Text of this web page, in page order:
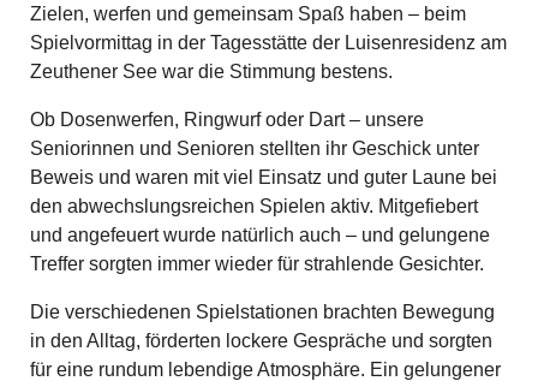
Zielen, werfen und gemeinsam Spaß haben – beim
Spielvormittag in der Tagesstätte der Luisenresidenz am
Zeuthener See war die Stimmung bestens.
Ob Dosenwerfen, Ringwurf oder Dart – unsere
Seniorinnen und Senioren stellten ihr Geschick unter
Beweis und waren mit viel Einsatz und guter Laune bei
den abwechslungsreichen Spielen aktiv. Mitgefiebert
und angefeuert wurde natürlich auch – und gelungene
Treffer sorgten immer wieder für strahlende Gesichter.
Die verschiedenen Spielstationen brachten Bewegung
in den Alltag, förderten lockere Gespräche und sorgten
für eine rundum lebendige Atmosphäre. Ein gelungener